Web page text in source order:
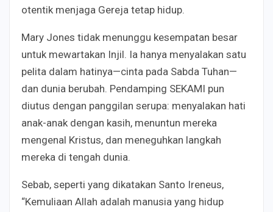
otentik menjaga Gereja tetap hidup.
Mary Jones tidak menunggu kesempatan besar
untuk mewartakan Injil. Ia hanya menyalakan satu
pelita dalam hatinya—cinta pada Sabda Tuhan—
dan dunia berubah. Pendamping SEKAMI pun
diutus dengan panggilan serupa: menyalakan hati
anak-anak dengan kasih, menuntun mereka
mengenal Kristus, dan meneguhkan langkah
mereka di tengah dunia.
Sebab, seperti yang dikatakan Santo Ireneus,
“Kemuliaan Allah adalah manusia yang hidup